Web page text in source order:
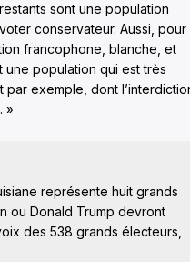
sont une population
conservateur. Aussi, pour
francophone, blanche, et
une population qui est très
par exemple, dont
»
représente huit grands
ou Donald Trump devront
des 538 grands électeurs,